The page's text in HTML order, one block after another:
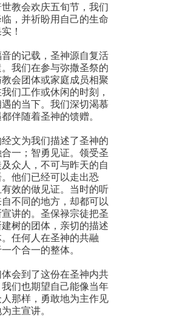
教会欢庆五旬节，我们
，并祈盼用自己的生命
！
的记载，圣神源自复活
我们在参与弥撒圣祭的
会团体或家庭成员相聚
们工作或休闲的时刻，
的当下。我们深切渴慕
伴随着圣神的馈赠。
文为我们描述了圣神的
一；智勇见证。领受圣
众人，不可与昨天的自
他们已经可以走出恐
效的做见证。当时的听
不同的地方，却都可以
讲的。圣保禄宗徒把圣
树的团体，亲切的描述
任何人在圣神的共融
个合一的整体。
会到了这份在圣神内共
们也期望自己能像当年
那样，勇敢地为主作见
主宣讲。